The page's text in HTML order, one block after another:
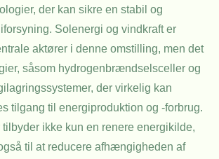
der kan sikre en stabil og
Solenergi og vindkraft er
aktører i denne omstilling, men det
såsom hydrogenbrændselsceller og
der virkelig kan
tilgang til energiproduktion og -forbrug.
ikke kun en renere energikilde,
til at reducere afhængigheden af